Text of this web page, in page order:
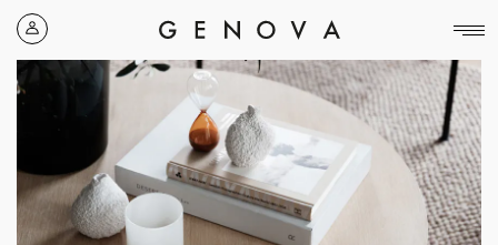
Genova
Property